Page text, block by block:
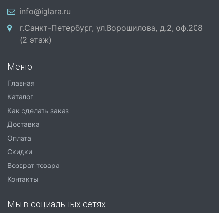
info@iglara.ru
г.Санкт-Петербург, ул.Ворошилова, д.2, оф.208
(2 этаж)
Меню
Главная
Каталог
Как сделать заказ
Доставка
Оплата
Скидки
Возврат товара
Контакты
Мы в социальных сетях